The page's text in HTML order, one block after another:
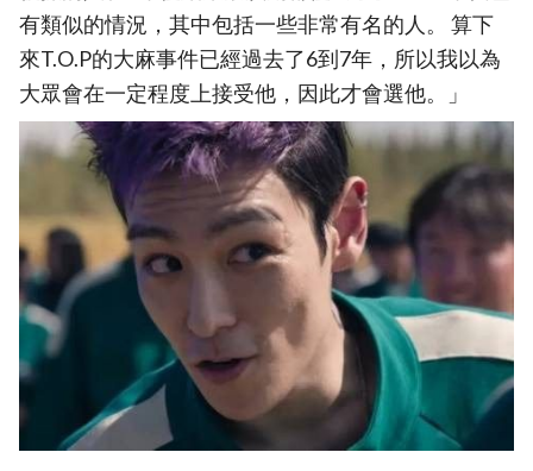
有類似的情況，其中包括一些非常有名的人。 算下
來T.O.P的大麻事件已經過去了6到7年，所以我以為
大眾會在一定程度上接受他，因此才會選他。」